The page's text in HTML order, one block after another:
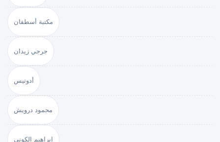
مكتبة أسطفان
جرجي زيدان
أدونيس
محمود درويش
إبراهيم الكوني